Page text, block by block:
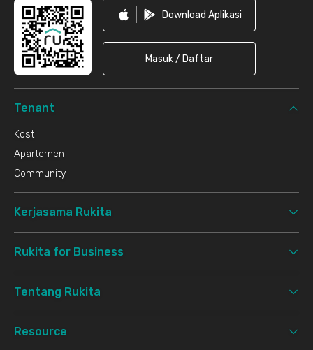
Download Aplikasi
Masuk / Daftar
Tenant
Kost
Apartemen
Community
Kerjasama Rukita
Rukita for Business
Tentang Rukita
Resource